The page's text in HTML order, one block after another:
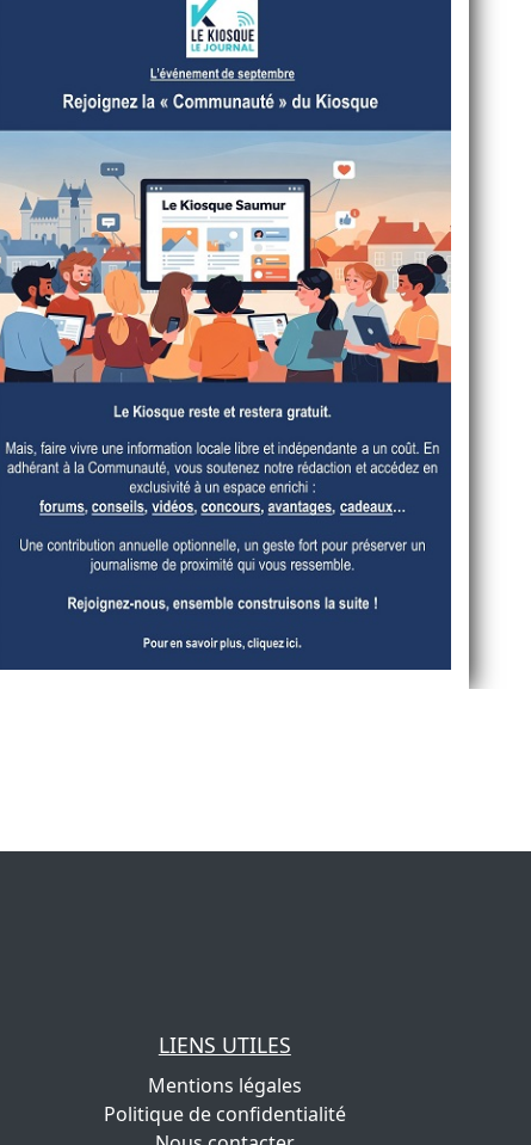
LIENS UTILES
Mentions légales
Politique de confidentialité